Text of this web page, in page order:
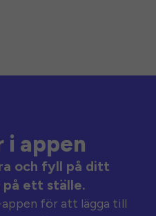
i appen
och fyll på ditt
på ett ställe.
för att lägga till